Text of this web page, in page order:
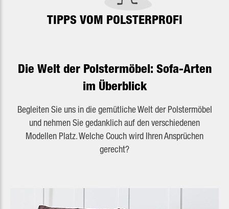
TIPPS VOM POLSTERPROFI
Die Welt der Polstermöbel: Sofa-Arten
im Überblick
Begleiten Sie uns in die gemütliche Welt der Polstermöbel
und nehmen Sie gedanklich auf den verschiedenen
Modellen Platz. Welche Couch wird Ihren Ansprüchen
gerecht?